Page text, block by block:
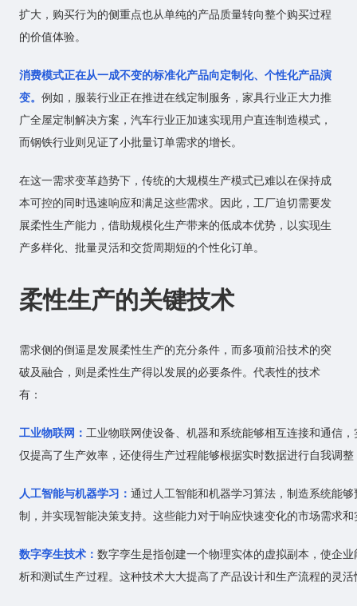
扩大，购买行为的侧重点也从单纯的产品质量转向整个购买过程
的价值体验。
消费模式正在从一成不变的标准化产品向定制化、个性化产品演
变。 例如，服装行业正在推进在线定制服务，家具行业正大力推
广全屋定制解决方案，汽车行业正加速实现用户直连制造模式，
而钢铁行业则见证了小批量订单需求的增长。
在这一需求变革趋势下，传统的大规模生产模式已难以在保持成
本可控的同时迅速响应和满足这些需求。因此，工厂迫切需要发
展柔性生产能力，借助规模化生产带来的低成本优势，以实现生
产多样化、批量灵活和交货周期短的个性化订单。
柔性生产的关键技术
需求侧的倒逼是发展柔性生产的充分条件，而多项前沿技术的突
破及融合，则是柔性生产得以发展的必要条件。代表性的技术
有：
工业物联网： 工业物联网 使设备、机器和系统能够相互连接和通信
仅提高了生产效率，还使得生产过程能够根据实时数据进行自我调
人工智能与机器学习： 通过 人工智能和机器学习算法，制造系统能
制，并实现智能决策支持。这些能力对于响应快速变化的市场需求
数字孪生技术： 数字孪生是指创建一个物理实体的虚拟副本，使企
析和测试生产过程。这种技术大大提高了产品设计和生产流程的灵活